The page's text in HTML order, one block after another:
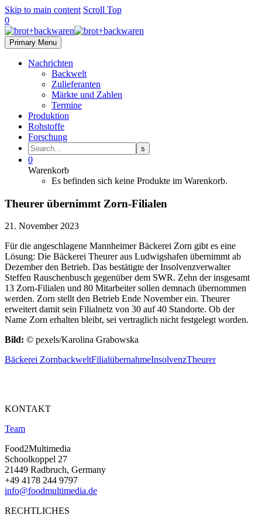
Skip to main content Scroll Top
0
Primary Menu
Nachrichten
Backwelt
Zulieferanten
Märkte und Zahlen
Termine
Produktion
Rohstoffe
Forschung
0
Warenkorb
Es befinden sich keine Produkte im Warenkorb.
Theurer übernimmt Zorn-Filialen
21. November 2023
Für die angeschlagene Mannheimer Bäckerei Zorn gibt es eine
Lösung: Die Bäckerei Theurer aus Ludwigshafen übernimmt ab
Dezember den Betrieb. Das bestätigte der Insolvenzverwalter
Steffen Rauschenbusch gegenüber dem SWR. Zehn der insgesamt
13 Zorn-Filialen und 80 Mitarbeiter sollen demnach übernommen
werden. Zorn stellt den Betrieb Ende November ein. Theurer
erweitert damit sein Filialnetz von 30 auf 40 Standorte. Ob der
Name Zorn erhalten bleibt, sei vertraglich nicht festgelegt worden.
Bild: © pexels/Karolina Grabowska
Bäckerei ZornbackweltFilialübernahmeInsolvenzTheurer
KONTAKT
Team
Food2Multimedia
Schoolkoppel 27
21449 Radbruch, Germany
+49 4178 244 9797
info@foodmultimedia.de
RECHTLICHES